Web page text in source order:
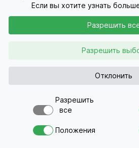
Отдых ONLINE
Экзотические путешествия
Лучшие предложения
Круизы
Хотите в
Пришлите нам
Если вы хотите узнать
Отклонить
Разрешить
Разрешить
Разрешить
все
Положения